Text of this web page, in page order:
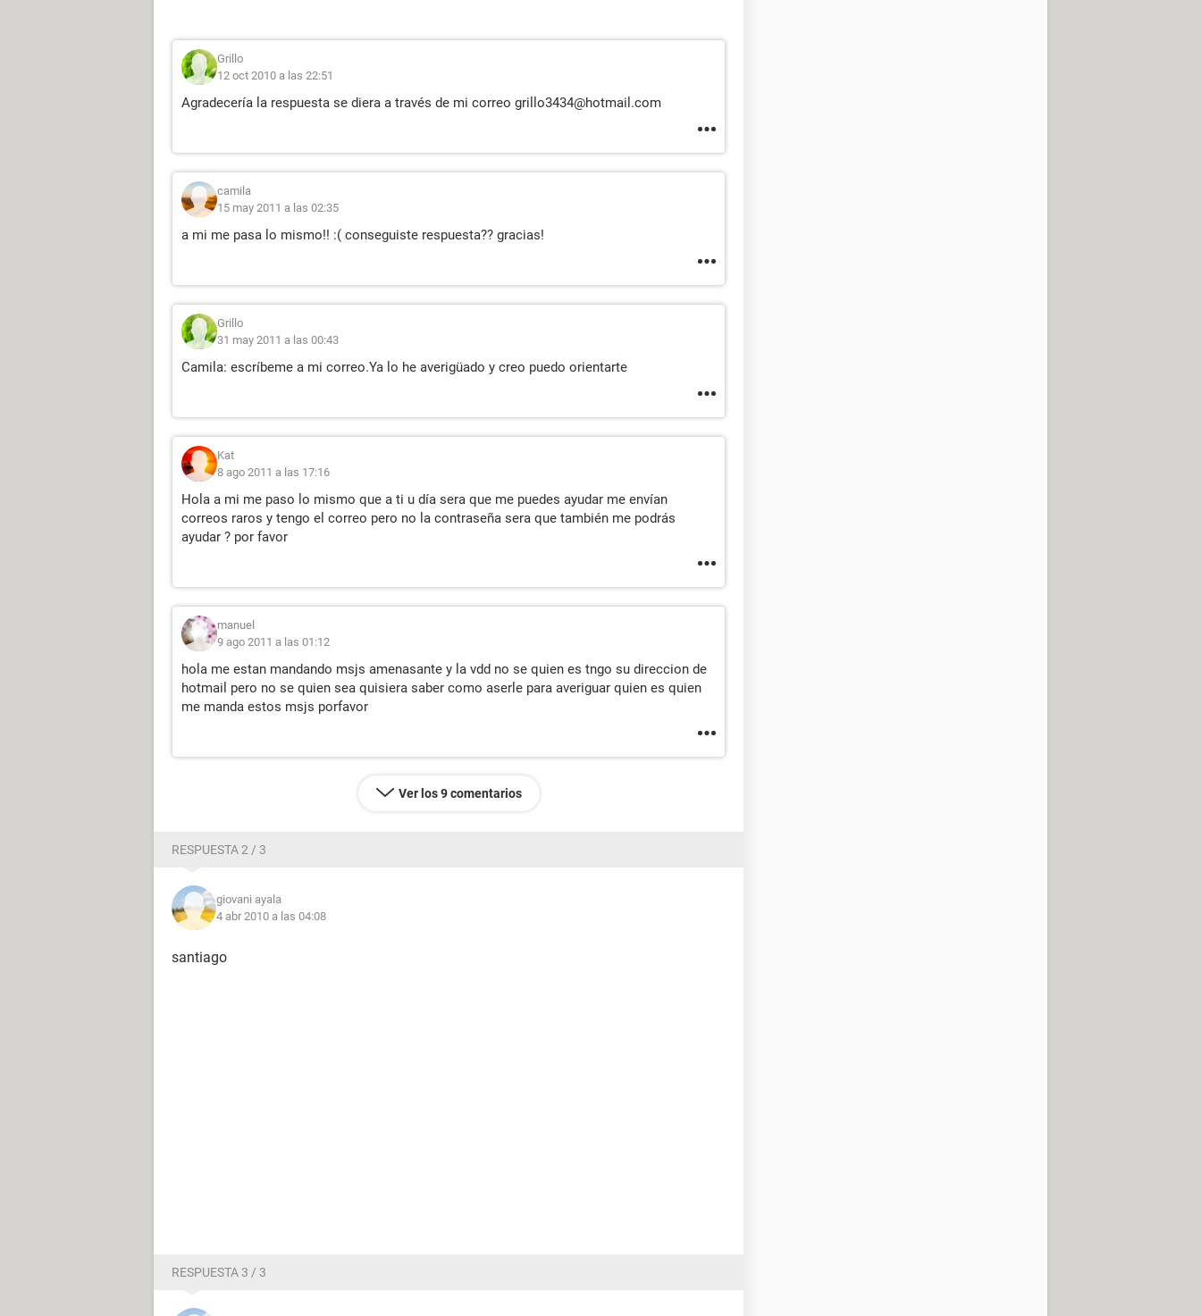
Grillo
12 oct 2010 a las 22:51
Agradecería la respuesta se diera a través de mi correo grillo3434@hotmail.com
camila
15 may 2011 a las 02:35
a mi me pasa lo mismo!! :( conseguiste respuesta?? gracias!
Grillo
31 may 2011 a las 00:43
Camila: escríbeme a mi correo.Ya lo he averigüado y creo puedo orientarte
Kat
8 ago 2011 a las 17:16
Hola a mi me paso lo mismo que a ti u día sera que me puedes ayudar me envían
correos raros y tengo el correo pero no la contraseña sera que también me podrás
ayudar ? por favor
manuel
9 ago 2011 a las 01:12
hola me estan mandando msjs amenasante y la vdd no se quien es tngo su direccion de
hotmail pero no se quien sea quisiera saber como aserle para averiguar quien es quien
me manda estos msjs porfavor
Ver los 9 comentarios
RESPUESTA 2 / 3
giovani ayala
4 abr 2010 a las 04:08
santiago
RESPUESTA 3 / 3